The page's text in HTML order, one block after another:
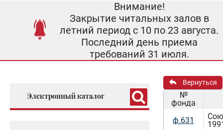
Внимание!
Закрытие читальных залов в
летний период с 10 по 23 августа.
Последний день приема
требований 31 июля.
Электронный каталог
Вернуться
№
фонда
ф.631